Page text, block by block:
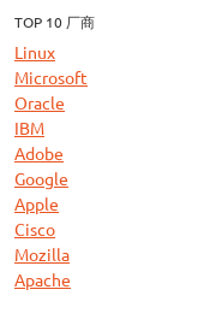
TOP 10 厂商
Linux
Microsoft
Oracle
IBM
Adobe
Google
Apple
Cisco
Mozilla
Apache